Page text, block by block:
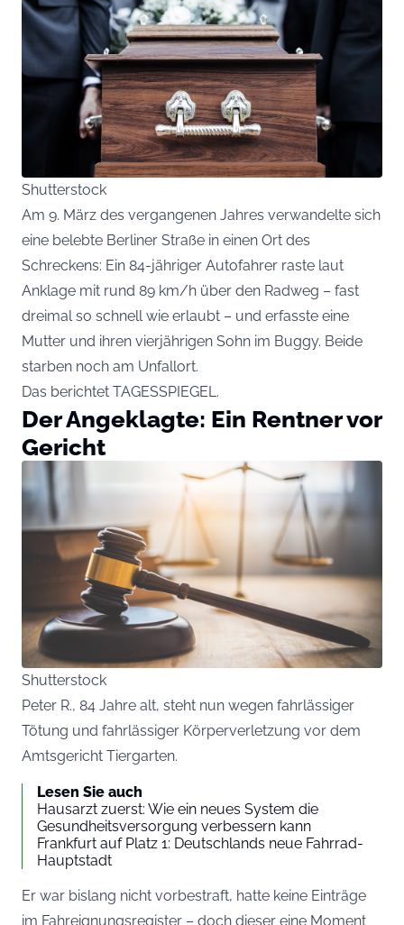
Shutterstock
Am 9. März des vergangenen Jahres verwandelte sich
eine belebte Berliner Straße in einen Ort des
Schreckens: Ein 84-jähriger Autofahrer raste laut
Anklage mit rund 89 km/h über den Radweg – fast
dreimal so schnell wie erlaubt – und erfasste eine
Mutter und ihren vierjährigen Sohn im Buggy. Beide
starben noch am Unfallort.
Das berichtet TAGESSPIEGEL.
Der Angeklagte: Ein Rentner vor
Gericht
Shutterstock
Peter R., 84 Jahre alt, steht nun wegen fahrlässiger
Tötung und fahrlässiger Körperverletzung vor dem
Amtsgericht Tiergarten.
Lesen Sie auch
Hausarzt zuerst: Wie ein neues System die
Gesundheitsversorgung verbessern kann
Frankfurt auf Platz 1: Deutschlands neue Fahrrad-
Hauptstadt
Er war bislang nicht vorbestraft, hatte keine Einträge
im Fahreignungsregister – doch dieser eine Moment